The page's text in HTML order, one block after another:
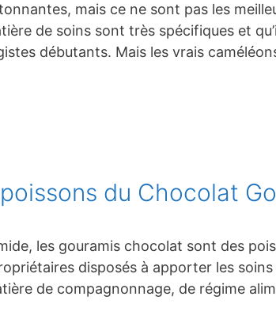
mais ce ne sont pas les
de soins sont très spécifiques et
débutants. Mais les vrais
du Chocolat
les gouramis chocolat sont des
disposés à apporter les
de compagnonnage, de régime